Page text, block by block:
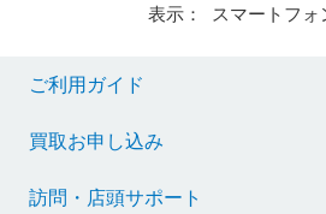
表示： スマートフォ
ご利用ガイド
買取お申し込み
訪問・店頭サポート